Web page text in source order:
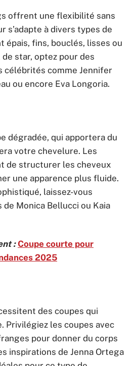
offrent une flexibilité sans
s’adapte à divers types de
épais, fins, bouclés, lisses ou
star, optez pour des
célébrités comme Jennifer
ou encore Eva Longoria.
dégradée, qui apportera du
votre chevelure. Les
de structurer les cheveux
une apparence plus fluide.
laissez-vous
Monica Bellucci ou Kaia
: Coupe courte pour
2025
des coupes qui
Privilégiez les coupes avec
pour donner du corps
inspirations de Jenna Ortega